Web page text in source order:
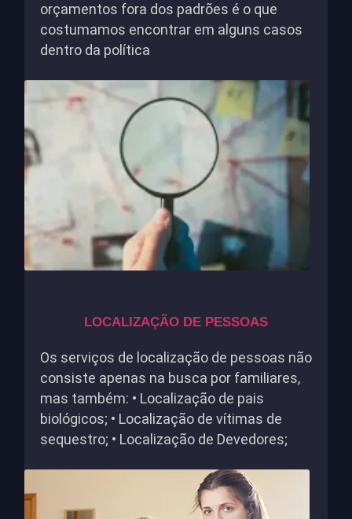
orçamentos fora dos padrões é o que
costumamos encontrar em alguns casos
dentro da política
LOCALIZAÇÃO DE PESSOAS
Os serviços de localização de pessoas não
consiste apenas na busca por familiares,
mas também: • Localização de pais
biológicos; • Localização de vítimas de
sequestro; • Localização de Devedores;